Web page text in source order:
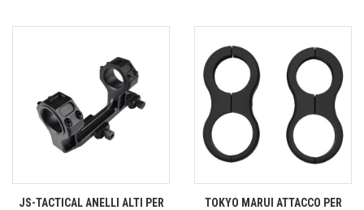
JS-TACTICAL ANELLI ALTI PER
TOKYO MARUI ATTACCO PER